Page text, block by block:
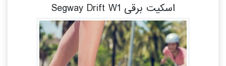
اسکیت برقی Segway Drift W1